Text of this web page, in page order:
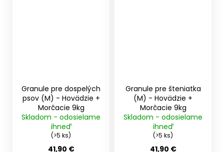
Granule pre dospelých
psov (M) - Hovädzie +
Morčacie 9kg
Skladom - odosielame
ihneď
(>5 ks)
41,90 €
Granule pre šteniatka
(M) - Hovädzie +
Morčacie 9kg
Skladom - odosielame
ihneď
(>5 ks)
41,90 €